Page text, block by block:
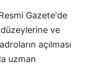
Gazete'de
ve
açılması
uzman